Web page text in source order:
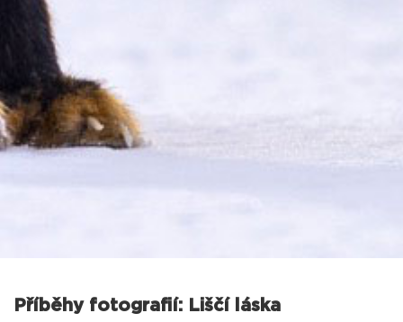
Příběhy fotografií: Liščí láska